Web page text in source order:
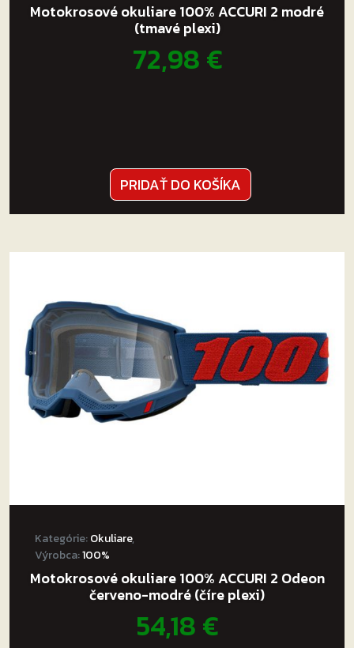
Motokrosové okuliare 100% ACCURI 2 modré
(tmavé plexi)
72,98€
PRIDAŤ DO KOŠÍKA
Kategórie:Okuliare,
Výrobca:100%
Motokrosové okuliare 100% ACCURI 2 Odeon
červeno-modré (číre plexi)
54,18€